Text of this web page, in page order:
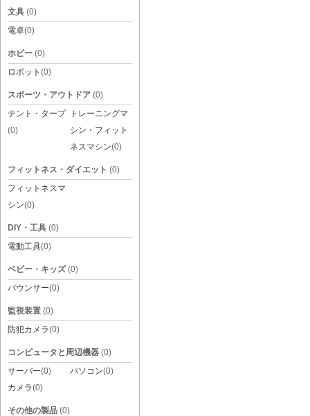
文具 (0)
電卓(0)
ホビー (0)
ロボット (0)
スポーツ・アウトドア (0)
テント・タープ
(0)
トレーニングマ
シン・フィット
ネスマシン(0)
フィットネス・ダイエット (0)
フィットネスマ
シン(0)
DIY・工具 (0)
電動工具(0)
ベビー・キッズ(0)
バウンサー(0)
監視装置 (0)
防犯カメラ(0)
コンピュータと周辺機器 (0)
サーバー(0) パソコン(0)
カメラ(0)
その他の製品 (0)